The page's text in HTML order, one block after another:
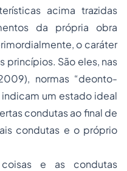
acima trazidas
da própria obra
o caráter
São eles, nas
normas “deonto-
um estado ideal
condutas ao final de
condutas e o próprio
e as condutas